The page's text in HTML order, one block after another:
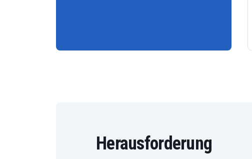
Herausforderung